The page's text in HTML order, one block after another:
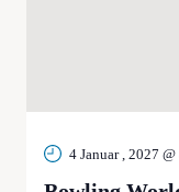
4 Januar , 2027